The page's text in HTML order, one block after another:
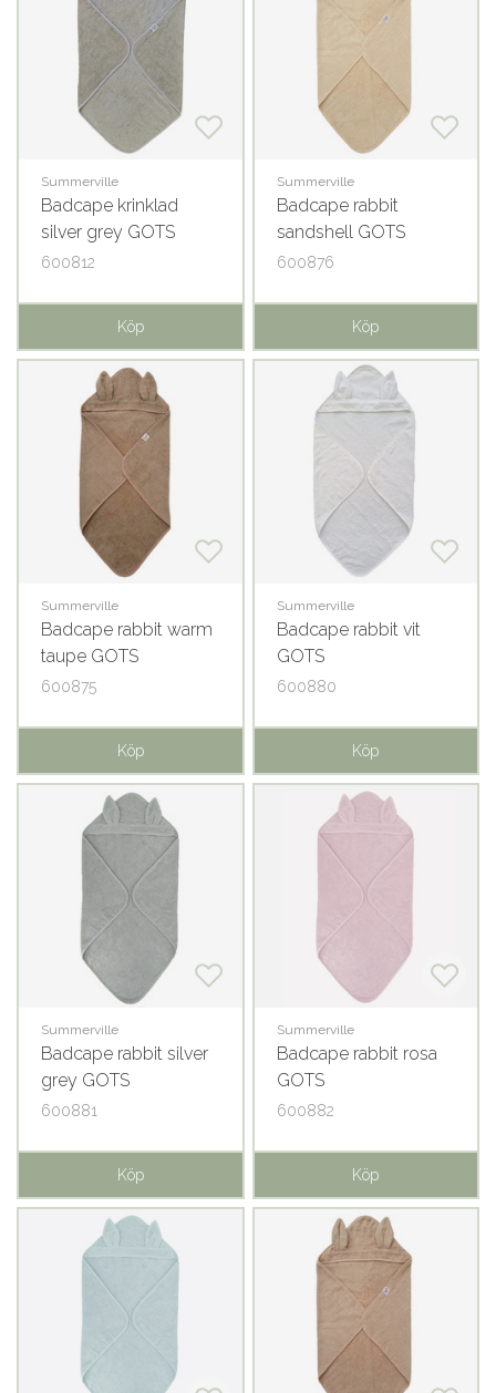
Summerville
Badcape krinklad
silver grey GOTS
600812
Köp
Summerville
Badcape rabbit
sandshell GOTS
600876
Köp
Summerville
Badcape rabbit warm
taupe GOTS
600875
Köp
Summerville
Badcape rabbit vit
GOTS
600880
Köp
Summerville
Badcape rabbit silver
grey GOTS
600881
Köp
Summerville
Badcape rabbit rosa
GOTS
600882
Köp